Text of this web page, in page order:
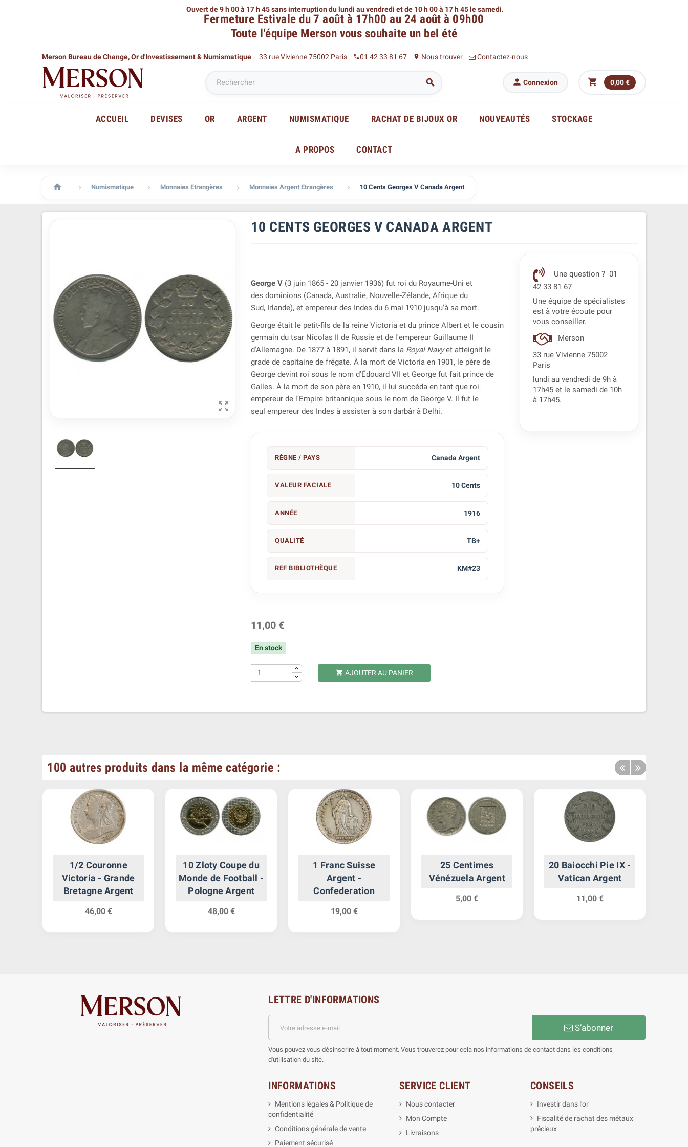
Ouvert de 9 h 00 à 17 h 45 sans interruption du lundi au vendredi et de 10 h 00 à 17 h 45 le samedi.
Fermeture Estivale du 7 août à 17h00 au 24 août à 09h00
Toute l'équipe Merson vous souhaite un bel été
Merson Bureau de Change, Or d'Investissement & Numismatique 33 rue Vivienne 75002 Paris phone01 42 33 81 67 place Nous trouver Contactez-nous
  Connexion  0,00 €
ACCUEIL DEVISES OR ARGENT NUMISMATIQUE RACHAT DE BIJOUX OR NOUVEAUTÉS STOCKAGE
A PROPOS CONTACT
  Numismatique  Monnaies Etrangères  Monnaies Argent Etrangères  10 Cents Georges V Canada Argent

10 CENTS GEORGES V CANADA ARGENT
George V (3 juin 1865 - 20 janvier 1936) fut roi du Royaume-Uni et
des dominions (Canada, Australie, Nouvelle-Zélande, Afrique du
Sud, Irlande), et empereur des Indes du 6 mai 1910 jusqu'à sa mort.
George était le petit-fils de la reine Victoria et du prince Albert et le cousin
germain du tsar Nicolas II de Russie et de l'empereur Guillaume II
d'Allemagne. De 1877 à 1891, il servit dans la Royal Navyet atteignit le
grade de capitaine de frégate. À la mort de Victoria en 1901, le père de
George devint roi sous le nom d'Édouard VII et George fut fait prince de
Galles. À la mort de son père en 1910, il lui succéda en tant que roi-
empereur de l'Empire britannique sous le nom de George V. Il fut le
seul empereur des Indes à assister à son darbâr à Delhi.
RÈGNE / PAYS Canada Argent
VALEUR FACIALE 10 Cents
ANNÉE 1916
QUALITÉ TB+
REF BIBLIOTHÈQUE KM#23
11,00 €
En stock
 AJOUTER AU PANIER
Une question ? 01
42 33 81 67
Une équipe de spécialistes
est à votre écoute pour
vous conseiller.
Merson
33 rue Vivienne 75002
Paris
lundi au vendredi de 9h à
17h45 et le samedi de 10h
à 17h45.
100 autres produits dans la même catégorie :
1/2 Couronne
Victoria - Grande
Bretagne Argent
46,00 €
10 Zloty Coupe du
Monde de Football -
Pologne Argent
48,00 €
1 Franc Suisse
Argent -
Confederation
19,00 €
25 Centimes
Vénézuela Argent
5,00 €
20 Baiocchi Pie IX -
Vatican Argent
11,00 €
LETTRE D'INFORMATIONS
S’abonner
Vous pouvez vous désinscrire à tout moment. Vous trouverez pour cela nos informations de contact dans les conditions
d'utilisation du site.
INFORMATIONS
Mentions légales & Politique de
confidentialité
Conditions générale de vente
Paiement sécurisé
SERVICE CLIENT
Nous contacter
Mon Compte
Livraisons
CONSEILS
Investir dans l'or
Fiscalité de rachat des métaux
précieux